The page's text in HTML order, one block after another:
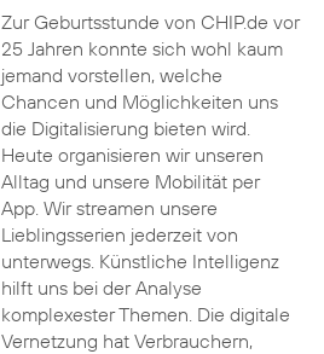
Zur Geburtsstunde von CHIP.de vor
25 Jahren konnte sich wohl kaum
jemand vorstellen, welche
Chancen und Möglichkeiten uns
die Digitalisierung bieten wird.
Heute organisieren wir unseren
Alltag und unsere Mobilität per
App. Wir streamen unsere
Lieblingsserien jederzeit von
unterwegs. Künstliche Intelligenz
hilft uns bei der Analyse
komplexester Themen. Die digitale
Vernetzung hat Verbrauchern,